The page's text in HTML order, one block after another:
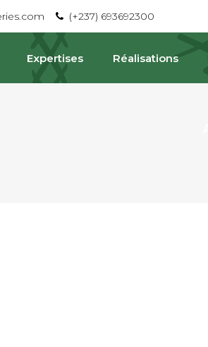
(+237) 693692300
Expertises Réalisations